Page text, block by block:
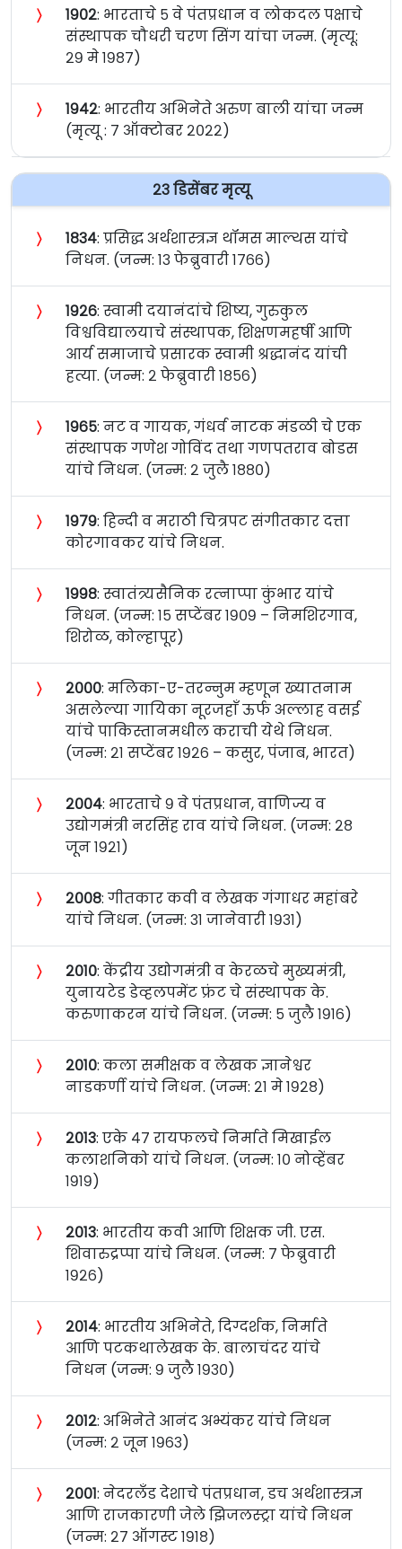
〉 १९०२: भारताचे ५ वे पंतप्रधान व लोकदल पक्षाचे
संस्थापक चौधरी चरण सिंग यांचा जन्म. (मृत्यू:
२९ मे १९८७)
〉 १९४२: भारतीय अभिनेते अरुण बाली यांचा जन्म
(मृत्यू : ७ ऑक्टोबर २०२२)
२३ डिसेंबर मृत्यू
〉 १८३४: प्रसिद्ध अर्थशास्त्रज्ञ थॉमस माल्थस यांचे
निधन. (जन्म: १३ फेब्रुवारी १७६६)
〉 १९२६: स्वामी दयानंदांचे शिष्य, गुरुकुल
विश्वविद्यालयाचे संस्थापक, शिक्षणमहर्षी आणि
आर्य समाजाचे प्रसारक स्वामी श्रद्धानंद यांची
हत्या. (जन्म: २ फेब्रुवारी १८५६)
〉 १९६५: नट व गायक, गंधर्व नाटक मंडळी चे एक
संस्थापक गणेश गोविंद तथा गणपतराव बोडस
यांचे निधन. (जन्म: २ जुलै १८८०)
〉 १९७९: हिन्दी व मराठी चित्रपट संगीतकार दत्ता
कोरगावकर यांचे निधन.
〉 १९९८: स्वातंत्र्यसैनिक रत्‍नाप्पा कुंभार यांचे
निधन. (जन्म: १५ सप्टेंबर १९०९ – निमशिरगाव,
शिरोळ, कोल्हापूर)
〉 २०००: मलिका-ए-तरन्नुम म्हणून ख्यातनाम
असलेल्या गायिका नूरजहाँ ऊर्फ अल्लाह वसई
यांचे पाकिस्तानमधील कराची येथे निधन.
(जन्म: २१ सप्टेंबर १९२६ – कसुर, पंजाब, भारत)
〉 २००४: भारताचे ९ वे पंतप्रधान, वाणिज्य व
उद्योगमंत्री नरसिंह राव यांचे निधन. (जन्म: २८
जून १९२१)
〉 २००८: गीतकार कवी व लेखक गंगाधर महांबरे
यांचे निधन. (जन्म: ३१ जानेवारी १९३१)
〉 २०१०: केंद्रीय उद्योगमंत्री व केरळचे मुख्यमंत्री,
युनायटेड डेव्हलपमेंट फ्रंट चे संस्थापक के.
करुणाकरन यांचे निधन. (जन्म: ५ जुलै १९१६)
〉 २०१०: कला समीक्षक व लेखक ज्ञानेश्वर
नाडकर्णी यांचे निधन. (जन्म: २१ मे १९२८)
〉 २०१३: एके ४७ रायफलचे निर्माते मिखाईल
कलाशनिको यांचे निधन. (जन्म: १० नोव्हेंबर
१९१९)
〉 २०१३: भारतीय कवी आणि शिक्षक जी. एस.
शिवारुद्रप्पा यांचे निधन. (जन्म: ७ फेब्रुवारी
१९२६)
〉 २०१४: भारतीय अभिनेते, दिग्दर्शक, निर्माते
आणि पटकथालेखक के. बालाचंदर यांचे
निधन (जन्म: ९ जुलै १९३०)
〉 २०१२: अभिनेते आनंद अभ्यंकर यांचे निधन
(जन्म: २ जून १९६३)
〉 २००१: नेदरलँड देशाचे पंतप्रधान, डच अर्थशास्त्रज्ञ
आणि राजकारणी जेले झिजलस्ट्रा यांचे निधन
(जन्म: २७ ऑगस्ट १९१८)